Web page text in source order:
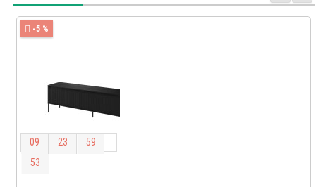
-5 %
09 23 59
52